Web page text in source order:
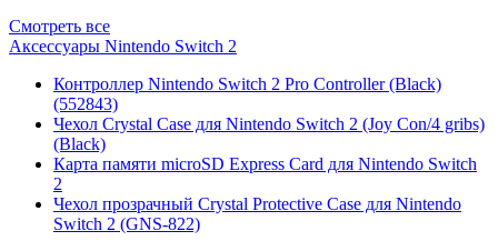
Смотреть все
Аксессуары Nintendo Switch 2
Контроллер Nintendo Switch 2 Pro Controller (Black)
(552843)
Чехол Сrystal Сase для Nintendo Switch 2 (Joy Con/4 gribs)
(Black)
Карта памяти microSD Express Card для Nintendo Switch
2
Чехол прозрачный Crystal Protective Case для Nintendo
Switch 2 (GNS-822)